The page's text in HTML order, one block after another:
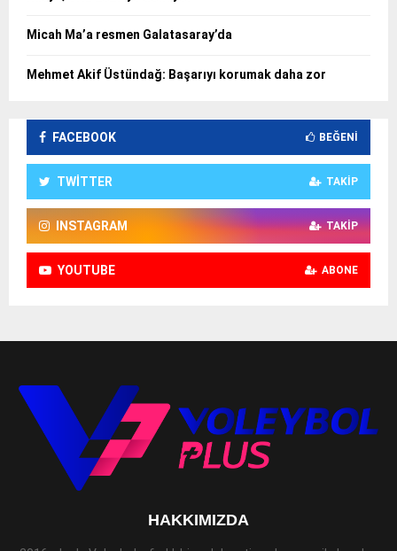
Micah Ma’a resmen Galatasaray’da
Mehmet Akif Üstündağ: Başarıyı korumak daha zor
FACEBOOK BEĞENI
TWITTER TAKIP
INSTAGRAM TAKIP
YOUTUBE ABONE
HAKKIMIZDA